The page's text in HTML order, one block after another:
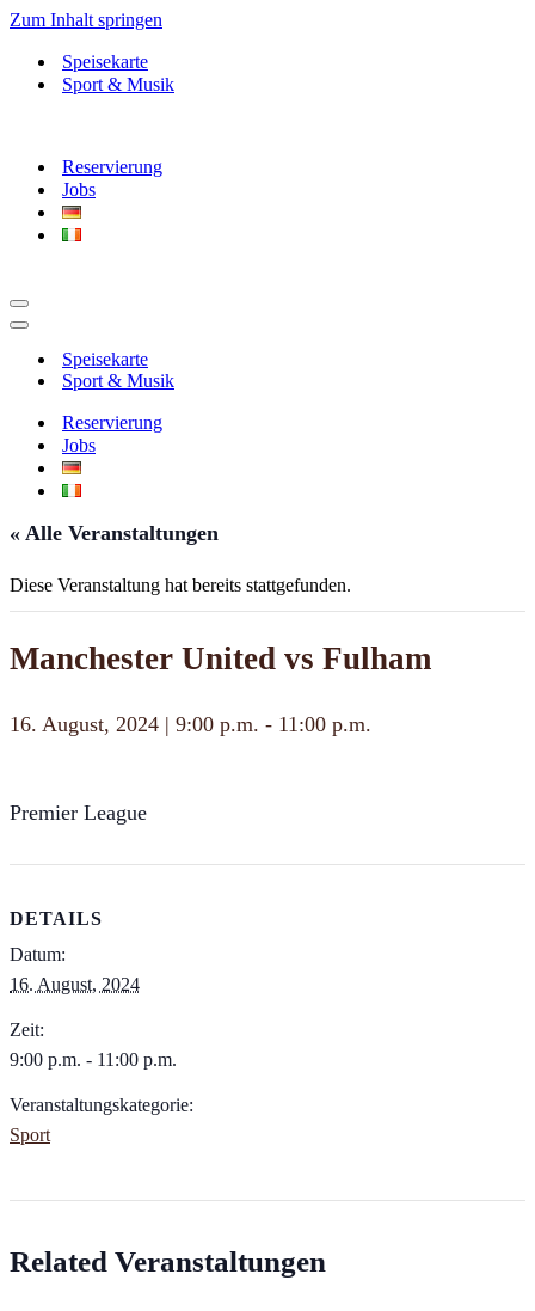
Zum Inhalt springen
Speisekarte
Sport & Musik
Reservierung
Jobs
Navigationsmenü
Navigationsmenü
Speisekarte
Sport & Musik
Reservierung
Jobs
« Alle Veranstaltungen
Diese Veranstaltung hat bereits stattgefunden.
Manchester United vs Fulham
16. August, 2024 | 9:00 p.m. - 11:00 p.m.
Premier League
DETAILS
Datum:
16. August, 2024
Zeit:
9:00 p.m. - 11:00 p.m.
Veranstaltungskategorie:
Sport
Related Veranstaltungen